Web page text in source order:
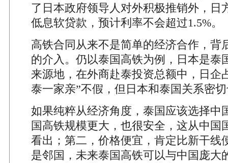
了日本政府领导人对外积极推销外，日
低息软贷款，预计利率不会超过1.5%。
高铁合同从来不是简单的经济合作，背
的介入。仍以泰国高铁为例，日本是泰
来源地，在外商赴泰投资总额中，日企
泰一家亲”不假，但日本和泰国关系密
如果纯粹从经济角度，泰国应该选择中
国高铁规模更大，也很安全，这从中国
看出；第二，价格便宜，肯定比新干线
是邻国，未来泰国高铁可以与中国庞大